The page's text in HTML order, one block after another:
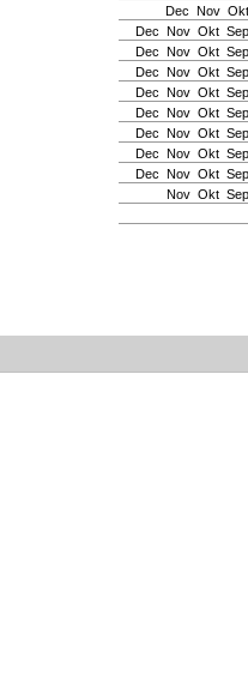
Dec Nov Okt
Dec Nov Okt Sep
Dec Nov Okt Sep
Dec Nov Okt Sep
Dec Nov Okt Sep
Dec Nov Okt Sep
Dec Nov Okt Sep
Dec Nov Okt Sep
Dec Nov Okt Sep
Nov Okt Sep